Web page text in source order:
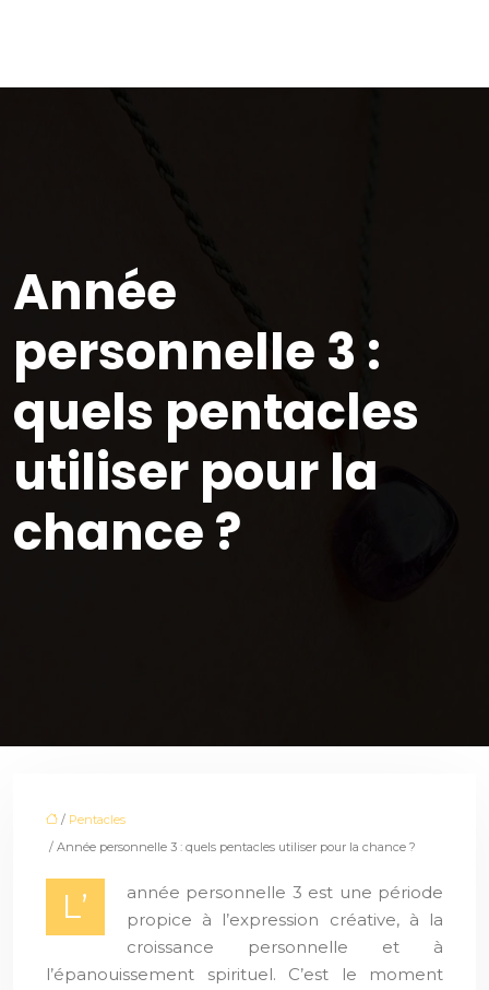
Année
personnelle 3 :
quels pentacles
utiliser pour la
chance ?
/ Pentacles
/ Année personnelle 3 : quels pentacles utiliser pour la chance ?
L’
année personnelle 3 est une période
propice à l’expression créative, à la
croissance personnelle et à
l’épanouissement spirituel. C’est le moment